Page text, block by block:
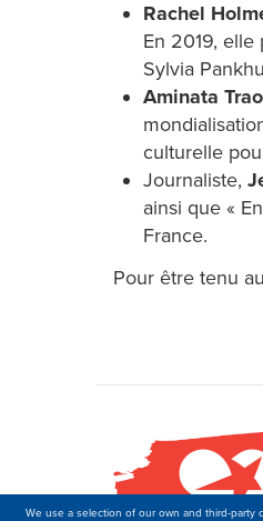
Rachel
En 2019,
Sylvia
Aminata
culturelle
Journaliste,
ainsi que «
France.
Pour être tenu
We use a selection of our own and third-party